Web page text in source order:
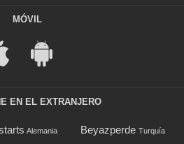
MÓVIL
EN EL EXTRANJERO
Alemania Beyazperde Turquía